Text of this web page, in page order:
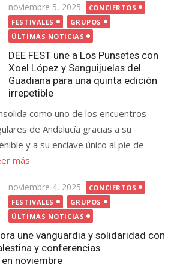
Publicada
el
noviembre 5, 2025
CONCIERTOS
FESTIVALES
GRUPOS
ÚLTIMAS NOTICIAS
DEE FEST une a Los Punsetes con
Xoel López y Sanguijuelas del
Guadiana para una quinta edición
irrepetible
como uno de los encuentros
de Andalucía gracias a su
y a su enclave único al pie de
más
Publicada
el
noviembre 4, 2025
CONCIERTOS
FESTIVALES
GRUPOS
ÚLTIMAS NOTICIAS
une vanguardia y solidaridad con
y conferencias
noviembre